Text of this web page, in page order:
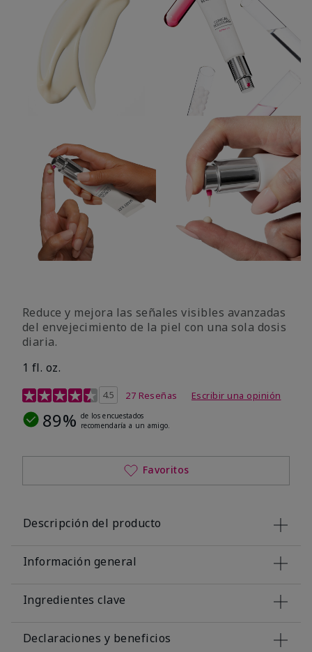
Reduce y mejora las señales visibles avanzadas
del envejecimiento de la piel con una sola dosis
diaria.
1 fl. oz.
Calificación de clientes de 4,1 de 5
4.5 27 Reseñas Escribir una opinión
89% de los encuestados
recomendaría a un amigo.
Favoritos
Descripción del producto
Información general
Ingredientes clave
Declaraciones y beneficios